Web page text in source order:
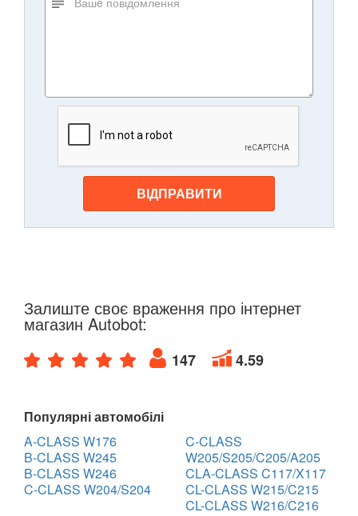
ВІДПРАВИТИ
Залиште своє враження про інтернет
магазин Autobot:
147 4.59
Популярні автомобілі
A-CLASS W176
B-CLASS W245
B-CLASS W246
C-CLASS W204/S204
C-CLASS
W205/S205/C205/A205
CLA-CLASS C117/X117
CL-CLASS W215/C215
CL-CLASS W216/C216